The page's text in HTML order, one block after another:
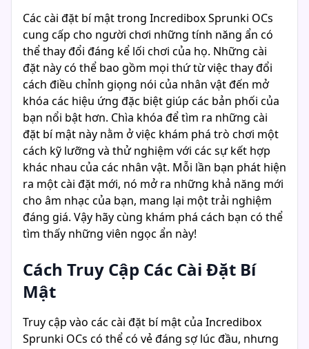
Các cài đặt bí mật trong Incredibox Sprunki OCs
cung cấp cho người chơi những tính năng ẩn có
thể thay đổi đáng kể lối chơi của họ. Những cài
đặt này có thể bao gồm mọi thứ từ việc thay đổi
cách điều chỉnh giọng nói của nhân vật đến mở
khóa các hiệu ứng đặc biệt giúp các bản phối của
bạn nổi bật hơn. Chìa khóa để tìm ra những cài
đặt bí mật này nằm ở việc khám phá trò chơi một
cách kỹ lưỡng và thử nghiệm với các sự kết hợp
khác nhau của các nhân vật. Mỗi lần bạn phát hiện
ra một cài đặt mới, nó mở ra những khả năng mới
cho âm nhạc của bạn, mang lại một trải nghiệm
đáng giá. Vậy hãy cùng khám phá cách bạn có thể
tìm thấy những viên ngọc ẩn này!
Cách Truy Cập Các Cài Đặt Bí
Mật
Truy cập vào các cài đặt bí mật của Incredibox
Sprunki OCs có thể có vẻ đáng sợ lúc đầu, nhưng